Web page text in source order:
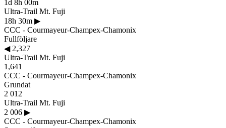
1d 8h 00m
Ultra-Trail Mt. Fuji
18h 30m ▶
CCC - Courmayeur-Champex-Chamonix
Fullföljare
◀2,327
Ultra-Trail Mt. Fuji
1,641
CCC - Courmayeur-Champex-Chamonix
Grundat
2 012
Ultra-Trail Mt. Fuji
2 006 ▶
CCC - Courmayeur-Champex-Chamonix